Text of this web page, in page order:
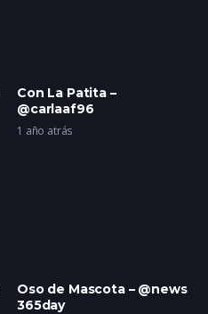
Con La Patita –
@carlaaf96
1 año atrás
Oso de Mascota – @news
365day